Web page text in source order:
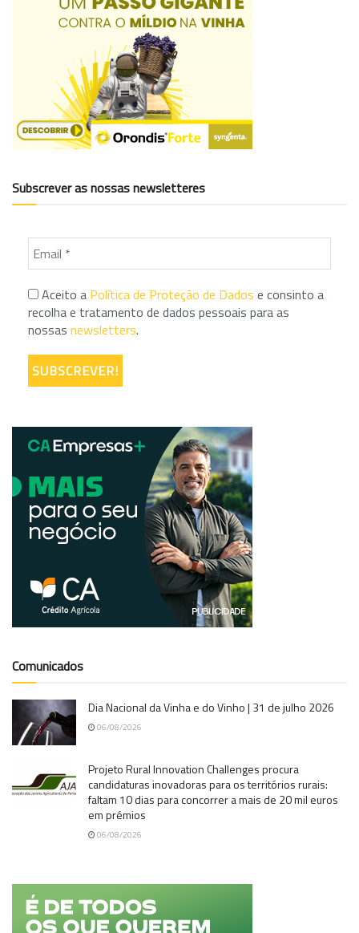
Subscrever as nossas newsletteres
Aceito a Política de Proteção de Dados e consinto a
recolha e tratamento de dados pessoais para as
nossas newsletters.
Comunicados
Dia Nacional da Vinha e do Vinho | 31 de julho 2026
06/08/2026
Projeto Rural Innovation Challenges procura
candidaturas inovadoras para os territórios rurais:
faltam 10 dias para concorrer a mais de 20 mil euros
em prémios
06/08/2026